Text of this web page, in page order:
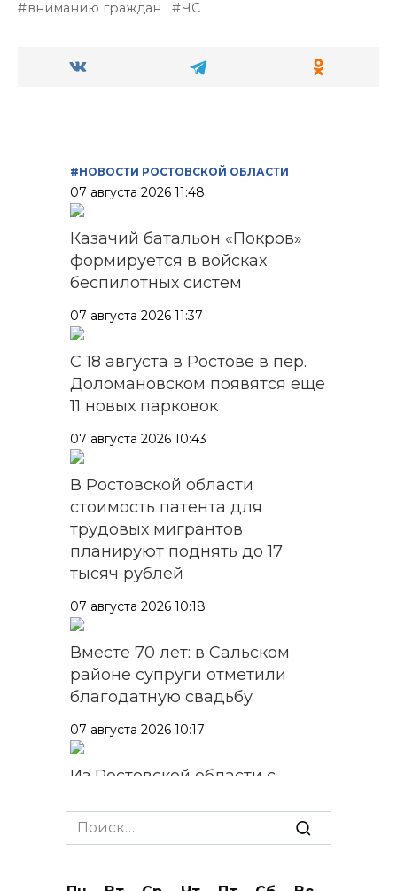
вниманию граждан ЧС
#НОВОСТИ РОСТОВСКОЙ ОБЛАСТИ
07 августа 2026 11:48
Казачий батальон «Покров»
формируется в войсках
беспилотных систем
07 августа 2026 11:37
С 18 августа в Ростове в пер.
Доломановском появятся еще
11 новых парковок
07 августа 2026 10:43
В Ростовской области
стоимость патента для
трудовых мигрантов
планируют поднять до 17
тысяч рублей
07 августа 2026 10:18
Вместе 70 лет: в Сальском
районе супруги отметили
благодатную свадьбу
07 августа 2026 10:17
Из Ростовской области с
более 5900 мигрантов
Search
for: